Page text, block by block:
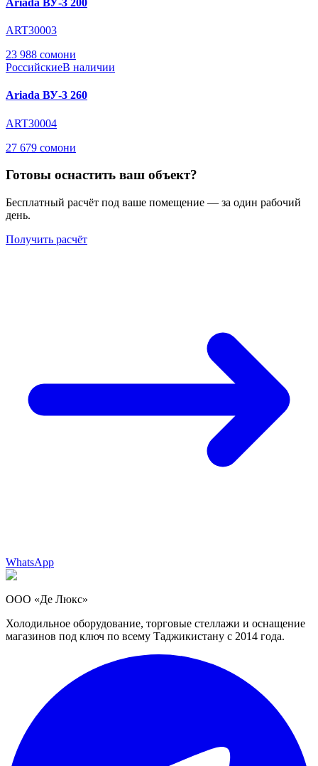
Ariada ВУ-3 200
ART30003
23 988 сомони
РоссийскиеВ наличии
Ariada ВУ-3 260
ART30004
27 679 сомони
Готовы оснастить ваш объект?
Бесплатный расчёт под ваше помещение — за один рабочий
день.
Получить расчёт
WhatsApp
ООО «Де Люкс»
Холодильное оборудование, торговые стеллажи и оснащение
магазинов под ключ по всему Таджикистану с 2014 года.